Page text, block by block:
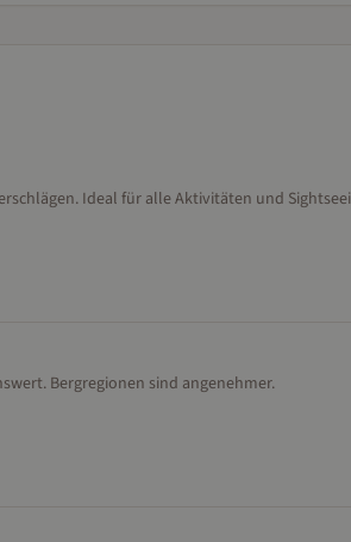
Ideal für alle Aktivitäten und
Bergregionen sind angenehmer.